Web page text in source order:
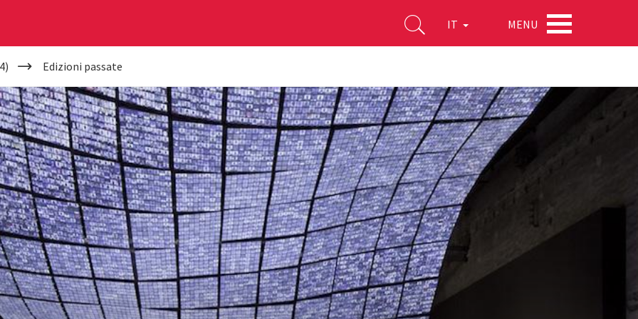
IT MENU
Edizioni passate